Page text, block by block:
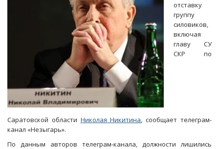
отставку
группу
силовиков,
включая
главу СУ
СКР по
Саратовской области Николая Никитина, сообщает телеграм-
канал «Незыгарь».
По данным авторов телеграм-канала, должности лишились